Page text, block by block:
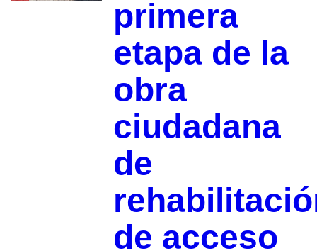
primera
etapa de la
obra
ciudadana
de
de acceso